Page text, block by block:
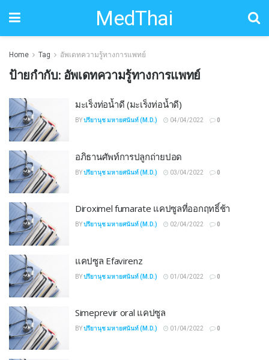
MedThai
Home Tag อัพเดทความรู้ทางการแพทย์
ป้ายกำกับ: อัพเดทความรู้ทางการแพทย์
มะเร็งท่อน้ำดี (มะเร็งท่อน้ำดี)
BYปรียานุช มหายศนันท์ (M.D.) 04/04/2022 0
อภิธานศัพท์การปลูกถ่ายปอด
BYปรียานุช มหายศนันท์ (M.D.) 03/04/2022 0
Diroximel fumarate แคปซูลที่ออกฤทธิ์ช้า
BYปรียานุช มหายศนันท์ (M.D.) 02/04/2022 0
แคปซูล Efavirenz
BYปรียานุช มหายศนันท์ (M.D.) 01/04/2022 0
Simeprevir oral แคปซูล
BYปรียานุช มหายศนันท์ (M.D.) 01/04/2022 0